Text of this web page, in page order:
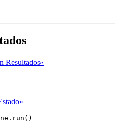
Resultados»
run ()